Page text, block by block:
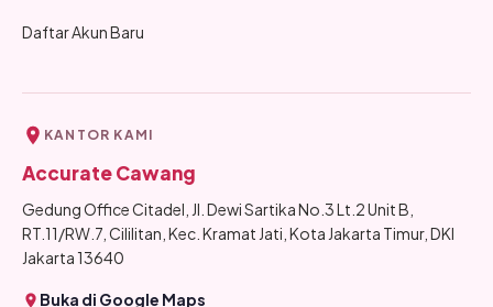
Daftar Akun Baru
KANTOR KAMI
Accurate Cawang
Gedung Office Citadel, Jl. Dewi Sartika No.3 Lt.2 Unit B,
RT.11/RW.7, Cililitan, Kec. Kramat Jati, Kota Jakarta Timur, DKI
Jakarta 13640
Buka di Google Maps